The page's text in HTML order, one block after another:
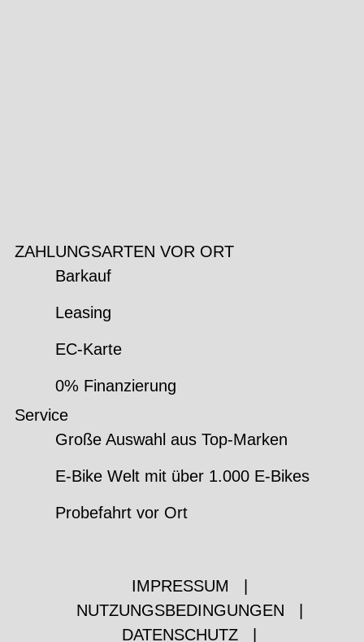
ZAHLUNGSARTEN VOR ORT
Barkauf
Leasing
EC-Karte
0% Finanzierung
Service
Große Auswahl aus Top-Marken
E-Bike Welt mit über 1.000 E-Bikes
Probefahrt vor Ort
IMPRESSUM
NUTZUNGSBEDINGUNGEN
DATENSCHUTZ